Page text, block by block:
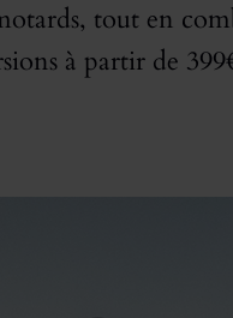
tout en
à partir de